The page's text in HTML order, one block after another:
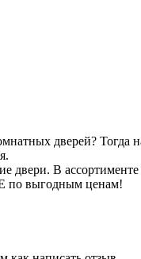
дверей?
двери. В
по выгодным ценам!